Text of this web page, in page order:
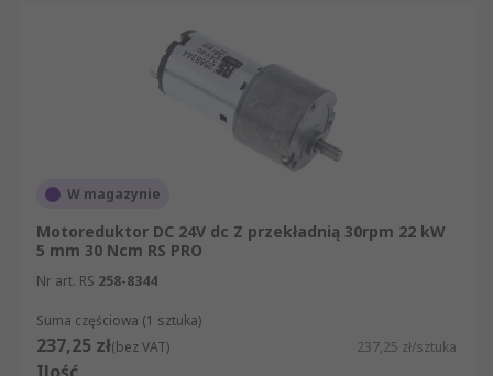
W magazynie
Motoreduktor DC 24V dc Z przekładnią 30rpm 22 kW
5 mm 30 Ncm RS PRO
Nr art. RS 258-8344
Suma częściowa (1 sztuka)
237,25 zł(bez VAT) 237,25 zł/sztuka